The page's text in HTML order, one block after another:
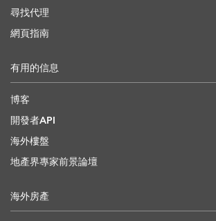
尋找代理
網頁指南
有用的信息
博客
開發者API
海外樓盤
地產界專家前景論壇
海外房產